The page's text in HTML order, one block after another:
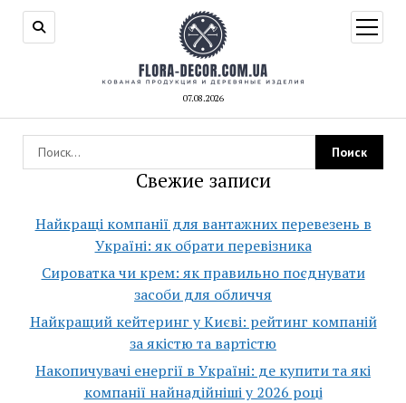
07.08.2026
меню
Свежие записи
Найкращі компанії для вантажних перевезень в
Україні: як обрати перевізника
Сироватка чи крем: як правильно поєднувати
засоби для обличчя
Найкращий кейтеринг у Києві: рейтинг компаній
за якістю та вартістю
Накопичувачі енергії в Україні: де купити та які
компанії найнадійніші у 2026 році